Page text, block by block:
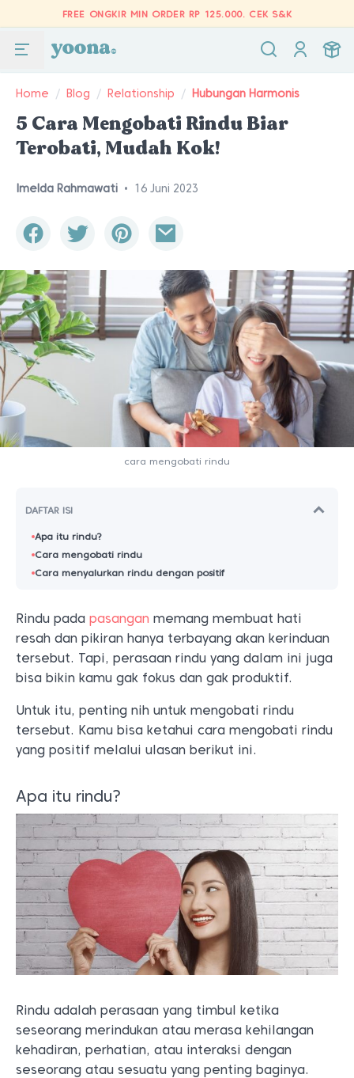
FREE ONGKIR MIN ORDER RP 125.000. CEK S&K
Home / Blog / Relationship / Hubungan Harmonis
5 Cara Mengobati Rindu Biar
Terobati, Mudah Kok!
Imelda Rahmawati • 16 Juni 2023
cara mengobati rindu
DAFTAR ISI
Apa itu rindu?
Cara mengobati rindu
Cara menyalurkan rindu dengan positif
Rindu pada pasangan memang membuat hati
resah dan pikiran hanya terbayang akan kerinduan
tersebut. Tapi, perasaan rindu yang dalam ini juga
bisa bikin kamu gak fokus dan gak produktif.
Untuk itu, penting nih untuk mengobati rindu
tersebut. Kamu bisa ketahui cara mengobati rindu
yang positif melalui ulasan berikut ini.
Apa itu rindu?
Rindu adalah perasaan yang timbul ketika
seseorang merindukan atau merasa kehilangan
kehadiran, perhatian, atau interaksi dengan
seseorang atau sesuatu yang penting baginya.